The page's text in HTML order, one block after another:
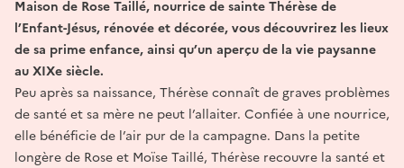
Maison de Rose Taillé, nourrice de sainte Thérèse de
l’Enfant-Jésus, rénovée et décorée, vous découvrirez les lieux
de sa prime enfance, ainsi qu’un aperçu de la vie paysanne
au XIXe siècle.
Peu après sa naissance, Thérèse connaît de graves problèmes
de santé et sa mère ne peut l’allaiter. Confiée à une nourrice,
elle bénéficie de l’air pur de la campagne. Dans la petite
longère de Rose et Moïse Taillé, Thérèse recouvre la santé et